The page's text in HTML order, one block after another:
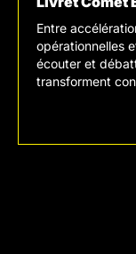
Entre
opérationnelles
écouter et
transforment